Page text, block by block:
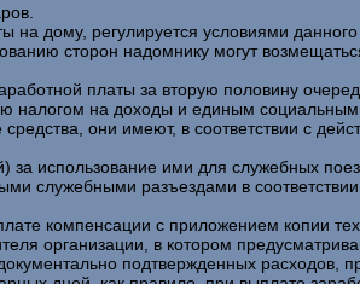
на дому, регулируется условиями
сторон надомнику могут
платы за вторую половину
налогом на доходы и единым социальным
они имеют, в соответствии с
использование ими для служебных
служебными разъездами в
компенсации с приложением копии
организации, в котором
подтвержденных расходов,